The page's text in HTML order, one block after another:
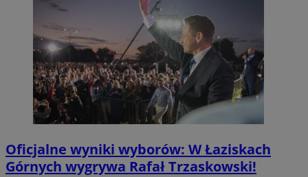
Oficjalne wyniki wyborów: W Łaziskach
Górnych wygrywa Rafał Trzaskowski!